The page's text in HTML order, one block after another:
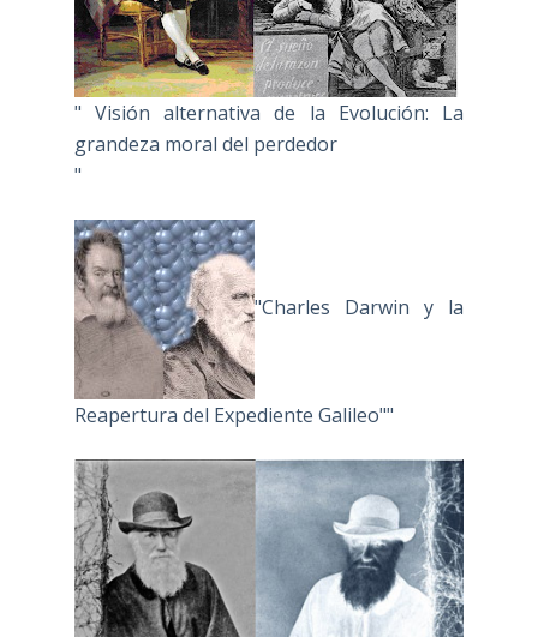
" Visión alternativa de la Evolución: La
grandeza moral del perdedor
"
"Charles Darwin y la
Reapertura del Expediente Galileo""